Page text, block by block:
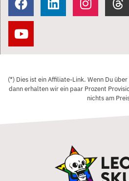
(*) Dies ist ein Affiliate-Link. Wenn Du
dann erhalten wir ein paar Prozent
nichts am